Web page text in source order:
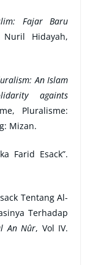
Fajar Baru
Hidayah,
An Islam
againts
Pluralisme:
Mizan.
Farid Esack”.
Tentang Al-
Terhadap
An Nûr, Vol IV.